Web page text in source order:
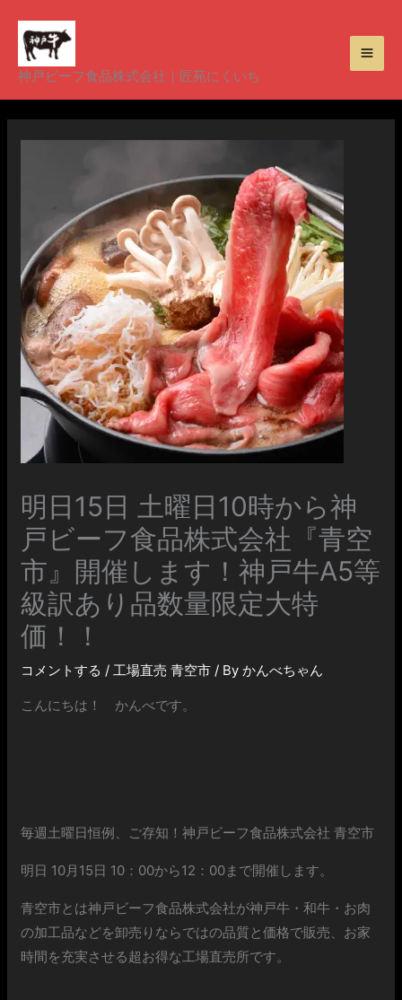
神戸ビーフ食品株式会社｜匠苑にくいち
明日15日 土曜日10時から神
戸ビーフ食品株式会社『青空
市』開催します！神戸牛A5等
級訳あり品数量限定大特
価！！
コメントする / 工場直売 青空市 / Byかんべちゃん
こんにちは！ かんべです。
毎週土曜日恒例、ご存知！神戸ビーフ食品株式会社 青空市
明日 10月15日 10：00から12：00まで開催します。
青空市とは神戸ビーフ食品株式会社が神戸牛・和牛・お肉
の加工品などを卸売りならではの品質と価格で販売、お家
時間を充実させる超お得な工場直売所です。